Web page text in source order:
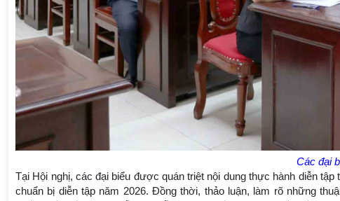
Các đại
Tại Hội nghị, các đại biểu được quán triệt nội dung thực hành diễn
chuẩn bị diễn tập năm 2026. Đồng thời, thảo luận, làm rõ những